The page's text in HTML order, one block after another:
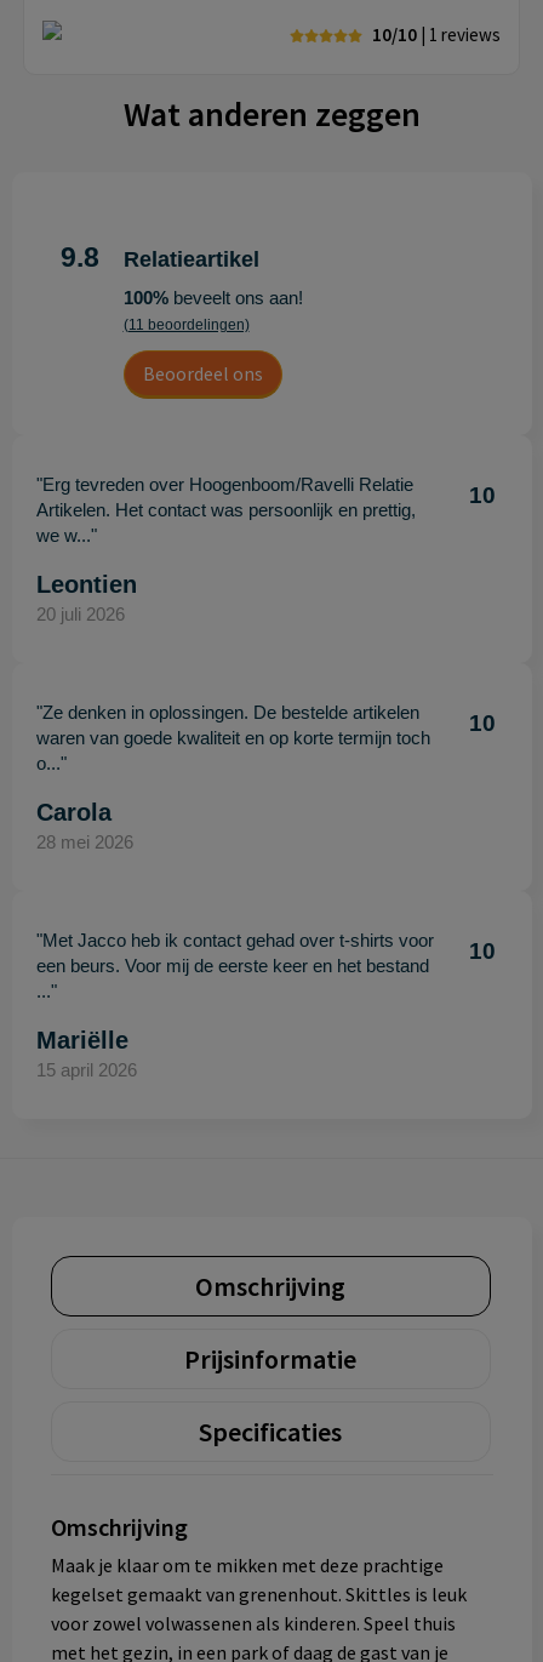
10/10 | 1 reviews
Wat anderen zeggen
9.8 Relatieartikel
100%beveelt ons aan!
(11 beoordelingen)
Beoordeel ons
"Erg tevreden over Hoogenboom/Ravelli Relatie
Artikelen. Het contact was persoonlijk en prettig,
we w..."
10
Leontien
20 juli 2026
"Ze denken in oplossingen. De bestelde artikelen
waren van goede kwaliteit en op korte termijn toch
o..."
10
Carola
28 mei 2026
"Met Jacco heb ik contact gehad over t-shirts voor
een beurs. Voor mij de eerste keer en het bestand
..."
10
Mariëlle
15 april 2026
Omschrijving
Prijsinformatie
Specificaties
Omschrijving
Maak je klaar om te mikken met deze prachtige
kegelset gemaakt van grenenhout. Skittles is leuk
voor zowel volwassenen als kinderen. Speel thuis
met het gezin, in een park of daag de gast van je